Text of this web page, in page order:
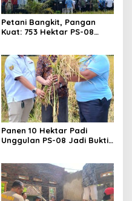
Petani Bangkit, Pangan
Kuat: 753 Hektar PS-08
Panen 10 Hektar Padi
Unggulan PS-08 Jadi Bukti